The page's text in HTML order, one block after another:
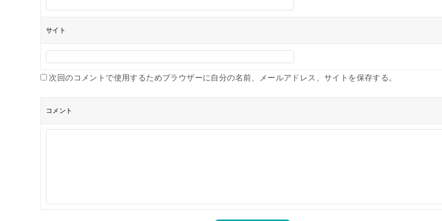
サイト
次回のコメントで使用するためブラウザーに自分の名前、メールアドレス、サイトを保存する。
コメント